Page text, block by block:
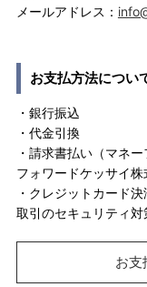
メールアドレス：
お支払方法につい
・銀行振込
・代金引換
・請求書払い（マネ
フォワードケッサイ株
・クレジットカード
取引のセキュリティ
お支